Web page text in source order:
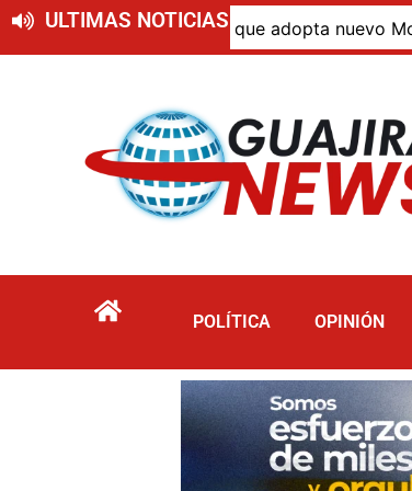
ULTIMAS NOTICIAS
wayuu resolución que adopta nuevo Modelo
POLÍTICA OPINIÓN